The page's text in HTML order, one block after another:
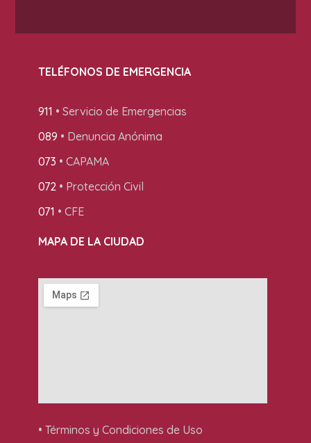
TELÉFONOS DE EMERGENCIA
911 • Servicio de Emergencias
089 • Denuncia Anónima
073 • CAPAMA
072 • Protección Civil
071 • CFE
MAPA DE LA CIUDAD
• Términos y Condiciones de Uso